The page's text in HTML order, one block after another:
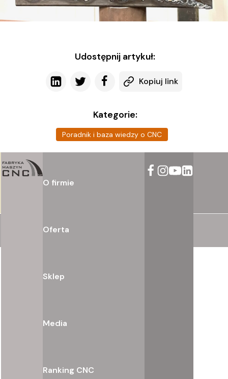
Udostępnij artykuł:
Kopiuj link
Kategorie:
Poradnik i baza wiedzy o CNC
O firmie
Oferta
Sklep
Media
Ranking CNC